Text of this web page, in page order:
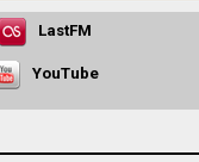
LastFM
YouTube